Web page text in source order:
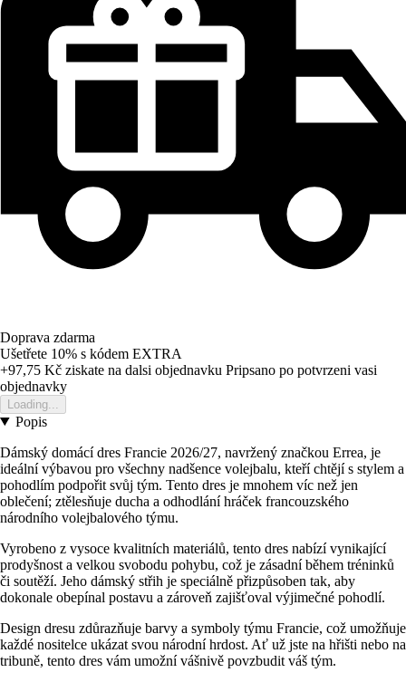
Doprava zdarma
Ušetřete 10% s kódem EXTRA
+97,75 Kč ziskate na dalsi objednavku Pripsano po potvrzeni vasi
objednavky
Loading...
Popis
Dámský domácí dres Francie 2026/27, navržený značkou Errea, je
ideální výbavou pro všechny nadšence volejbalu, kteří chtějí s stylem a
pohodlím podpořit svůj tým. Tento dres je mnohem víc než jen
oblečení; ztělesňuje ducha a odhodlání hráček francouzského
národního volejbalového týmu.
Vyrobeno z vysoce kvalitních materiálů, tento dres nabízí vynikající
prodyšnost a velkou svobodu pohybu, což je zásadní během tréninků
či soutěží. Jeho dámský střih je speciálně přizpůsoben tak, aby
dokonale obepínal postavu a zároveň zajišťoval výjimečné pohodlí.
Design dresu zdůrazňuje barvy a symboly týmu Francie, což umožňuje
každé nositelce ukázat svou národní hrdost. Ať už jste na hřišti nebo na
tribuně, tento dres vám umožní vášnivě povzbudit váš tým.